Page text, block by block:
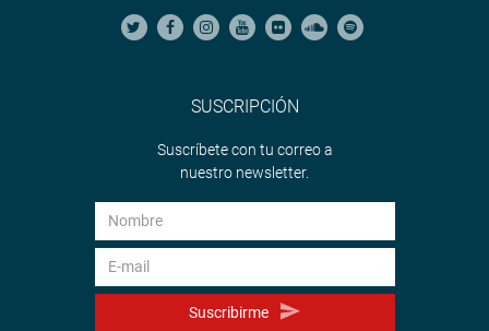
SUSCRIPCIÓN
Suscríbete con tu correo a
nuestro newsletter.
Suscribirme